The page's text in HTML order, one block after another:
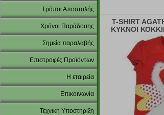
Τρόποι Αποστολής
Χρόνοι Παράδοσης
Σημεία παραλαβής
Επιστροφές Προϊόντων
Η εταιρεία
Επικοινωνία
Τεχνική Υποστήριξη
T-SHIRT
ΚΥΚΝΟΙ